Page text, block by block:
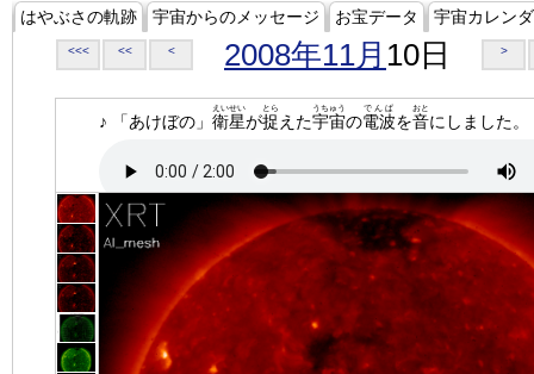
はやぶさの軌跡 宇宙からのメッセージ お宝データ 宇宙カレン
<<< << < 2008年11月 10日 >
♪ 「あけぼの」 衛星
えいせい
が捉
とら
えた宇宙
うちゅう
の電波
でんぱ
を音
おと
にしました。